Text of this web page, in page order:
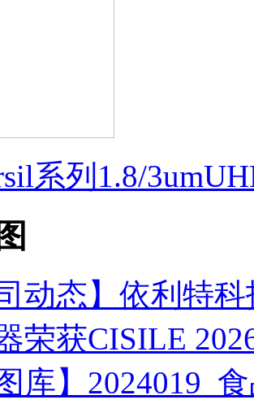
系列1.8/
动态】依利特
荣获CISILE
库】2024019_